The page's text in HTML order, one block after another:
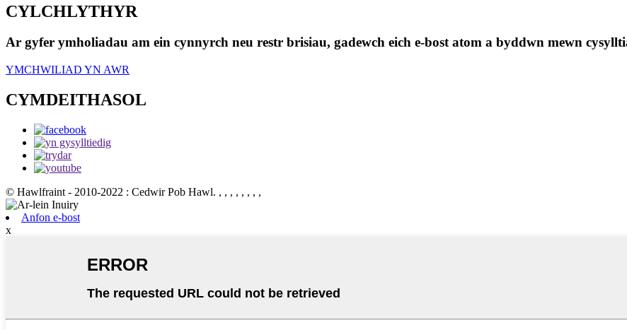
CYLCHLYTHYR
Ar gyfer ymholiadau am ein cynnyrch neu restr brisiau, gadewch eich e-bost atom a byddwn mewn
YMCHWILIAD YN AWR
CYMDEITHASOL
© Hawlfraint - 2010-2022 : Cedwir Pob Hawl. , , , , , , , ,
Anfon e-bost
x